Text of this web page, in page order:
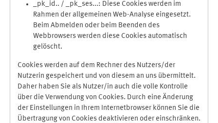
_pk_id.. / _pk_ses...: Diese Cookies werden im
Rahmen der allgemeinen Web-Analyse eingesetzt.
Beim Abmelden oder beim Beenden des
Webbrowsers werden diese Cookies automatisch
gelöscht.
Cookies werden auf dem Rechner des Nutzers/der
Nutzerin gespeichert und von diesem an uns übermittelt.
Daher haben Sie als Nutzer/in auch die volle Kontrolle
über die Verwendung von Cookies. Durch eine Änderung
der Einstellungen in Ihrem Internetbrowser können Sie die
Übertragung von Cookies deaktivieren oder einschränken.